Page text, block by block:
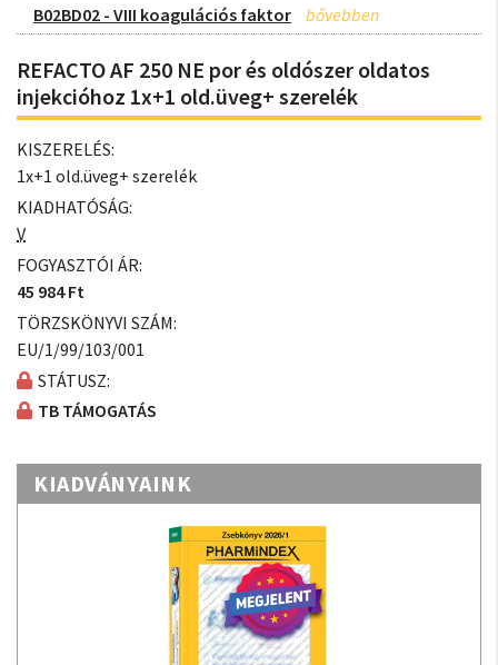
B02BD02 - VIII koagulációs faktor
REFACTO AF 250 NE por és oldószer oldatos
injekcióhoz 1x+1 old.üveg+ szerelék
KISZERELÉS:
1x+1 old.üveg+ szerelék
KIADHATÓSÁG:
V
FOGYASZTÓI ÁR:
45 984 Ft
TÖRZSKÖNYVI SZÁM:
EU/1/99/103/001
STÁTUSZ:
TB TÁMOGATÁS
KIADVÁNYAINK